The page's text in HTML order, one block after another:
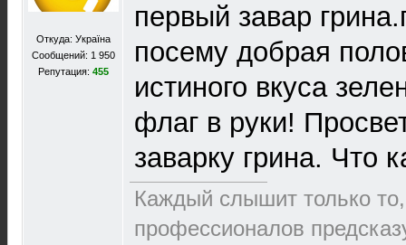
Откуда: Україна
Сообщений: 1 950
Репутация: 455
первый завар
посему добрая
истиного вкуса
флаг в руки!
заварку грина. Что
Каждый слышит только
пpофеccионалов